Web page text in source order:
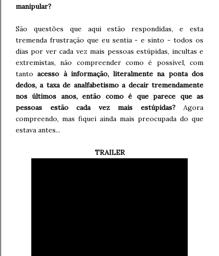
manipular?
São questões que aqui estão respondidas, e esta
tremenda frustração que eu sentia - e sinto - todos os
dias por ver cada vez mais pessoas estúpidas, incultas e
extremistas, não compreender como é possível, com
tantoacesso à informação, literalmente na ponta dos
dedos, a taxa de analfabetismo a decair tremendamente
nos últimos anos, então como é que parece que as
pessoas estão cada vez mais estúpidas? Agora
compreendo, mas fiquei ainda mais preocupada do que
estava antes...
TRAILER